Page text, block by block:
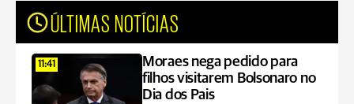
ÚLTIMAS NOTÍCIAS
11:41
Moraes nega pedido para
filhos visitarem Bolsonaro no
Dia dos Pais